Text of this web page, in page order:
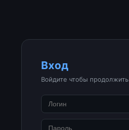
Вход
Войдите чтобы продолжить